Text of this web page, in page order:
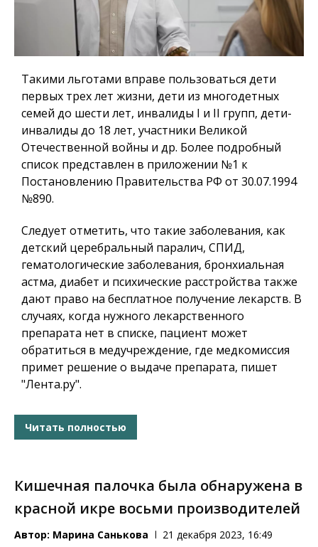
Такими льготами вправе пользоваться дети
первых трех лет жизни, дети из многодетных
семей до шести лет, инвалиды I и II групп, дети-
инвалиды до 18 лет, участники Великой
Отечественной войны и др. Более подробный
список представлен в приложении №1 к
Постановлению Правительства РФ от 30.07.1994
№890.
Следует отметить, что такие заболевания, как
детский церебральный паралич, СПИД,
гематологические заболевания, бронхиальная
астма, диабет и психические расстройства также
дают право на бесплатное получение лекарств. В
случаях, когда нужного лекарственного
препарата нет в списке, пациент может
обратиться в медучреждение, где медкомиссия
примет решение о выдаче препарата, пишет
"Лента.ру".
Читать полностью
Кишечная палочка была обнаружена в
красной икре восьми производителей
Автор: Марина Санькова 21 декабря 2023, 16:49